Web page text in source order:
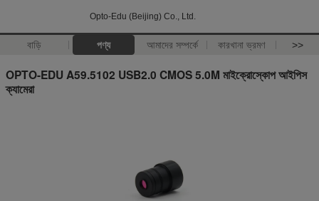
Opto-Edu (Beijing) Co., Ltd.
বাড়ি পণ্য আমাদের সম্পর্কে কারখানা ভ্রমণ >>
OPTO-EDU A59.5102 USB2.0 CMOS 5.0M মাইক্রোস্কোপ আইপিস
ক্যামেরা